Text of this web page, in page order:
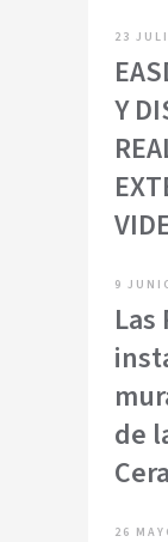
23
Y
9
Las
de
26